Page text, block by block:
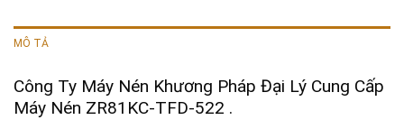
MÔ TẢ
Công Ty Máy Nén Khương Pháp Đại Lý Cung Cấp
Máy Nén ZR81KC-TFD-522 .